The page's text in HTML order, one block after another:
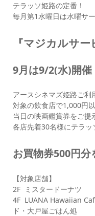
テラッソ姫路の定番！
毎月第1水曜日は水曜サ
『マジカルサー
9月は9/2(水)開催
アースシネマズ姫路ご利
対象の飲食店で1,000円
当日の映画鑑賞券をご提
各店先着30名様にテラッ
お買物券500円分
【対象店舗】
2F ミスタードーナツ
4F LUANA Hawaiian
ド・大戸屋ごはん処